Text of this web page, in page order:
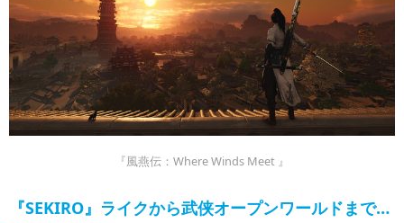
『風燕伝：Where Winds Meet 』
『SEKIRO』ライクから武侠オープンワールドまで…